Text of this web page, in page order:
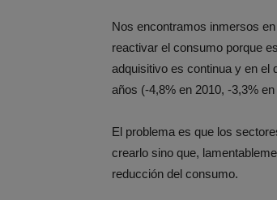
Nos encontramos inmersos
reactivar el consumo porque
adquisitivo es continua y en el
años (-4,8% en 2010, -3,3%
El problema es que los
crearlo sino que,
reducción del consumo.